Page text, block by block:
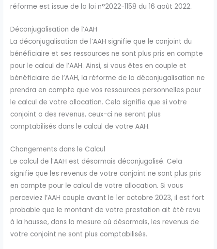
réforme est issue de la loi n°2022-1158 du 16 août 2022.
Déconjugalisation de l’AAH
La déconjugalisation de l’AAH signifie que le conjoint du
bénéficiaire et ses ressources ne sont plus pris en compte
pour le calcul de l’AAH. Ainsi, si vous êtes en couple et
bénéficiaire de l’AAH, la réforme de la déconjugalisation ne
prendra en compte que vos ressources personnelles pour
le calcul de votre allocation. Cela signifie que si votre
conjoint a des revenus, ceux-ci ne seront plus
comptabilisés dans le calcul de votre AAH.
Changements dans le Calcul
Le calcul de l’AAH est désormais déconjugalisé. Cela
signifie que les revenus de votre conjoint ne sont plus pris
en compte pour le calcul de votre allocation. Si vous
perceviez l’AAH couple avant le 1er octobre 2023, il est fort
probable que le montant de votre prestation ait été revu
à la hausse, dans la mesure où désormais, les revenus de
votre conjoint ne sont plus comptabilisés.